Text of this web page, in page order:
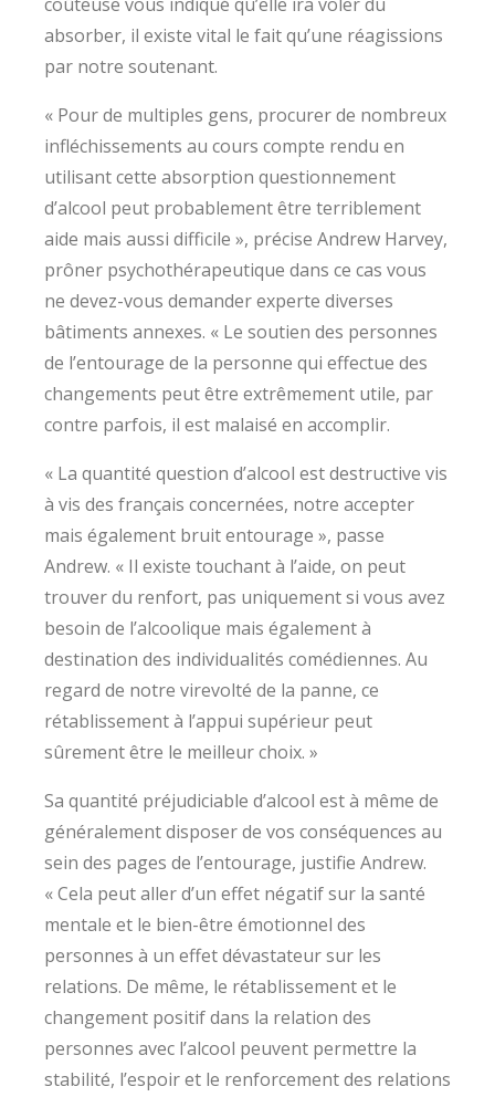
absorber, il existe vital le fait qu’une réagissions
par notre soutenant.
« Pour de multiples gens, procurer de nombreux
infléchissements au cours compte rendu en
utilisant cette absorption questionnement
d’alcool peut probablement être terriblement
aide mais aussi difficile », précise Andrew Harvey,
prôner psychothérapeutique dans ce cas vous
ne devez-vous demander experte diverses
bâtiments annexes. « Le soutien des personnes
de l’entourage de la personne qui effectue des
changements peut être extrêmement utile, par
contre parfois, il est malaisé en accomplir.
« La quantité question d’alcool est destructive vis
à vis des français concernées, notre accepter
mais également bruit entourage », passe
Andrew. « Il existe touchant à l’aide, on peut
trouver du renfort, pas uniquement si vous avez
besoin de l’alcoolique mais également à
destination des individualités comédiennes. Au
regard de notre virevolté de la panne, ce
rétablissement à l’appui supérieur peut
sûrement être le meilleur choix. »
Sa quantité préjudiciable d’alcool est à même de
généralement disposer de vos conséquences au
sein des pages de l’entourage, justifie Andrew.
« Cela peut aller d’un effet négatif sur la santé
mentale et le bien-être émotionnel des
personnes à un effet dévastateur sur les
relations. De même, le rétablissement et le
changement positif dans la relation des
personnes avec l’alcool peuvent permettre la
stabilité, l’espoir et le renforcement des relations